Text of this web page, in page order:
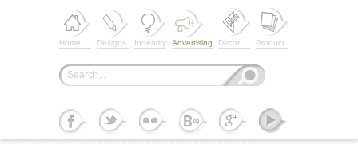
Home Designs Indentity Advertising Decor Product